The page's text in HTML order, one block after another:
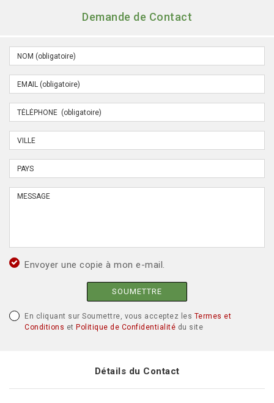
Demande de Contact
Envoyer une copie à mon e-mail.
SOUMETTRE
En cliquant sur Soumettre, vous acceptez les Termes et
Conditions et Politique de Confidentialité du site
Détails du Contact